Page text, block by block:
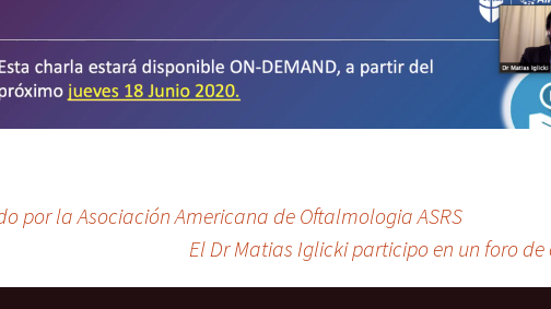
por la Asociación Americana de Oftalmologia ASRS
El Dr Matias Iglicki participo en un foro